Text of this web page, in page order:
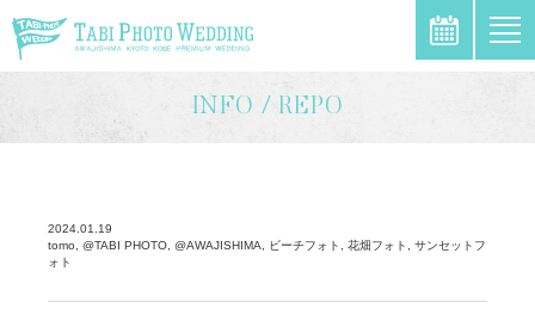
INFO / REPO
2024.01.19
tomo, @TABI PHOTO, @AWAJISHIMA, ビーチフォト, 花畑フォト, サンセットフ
ォト